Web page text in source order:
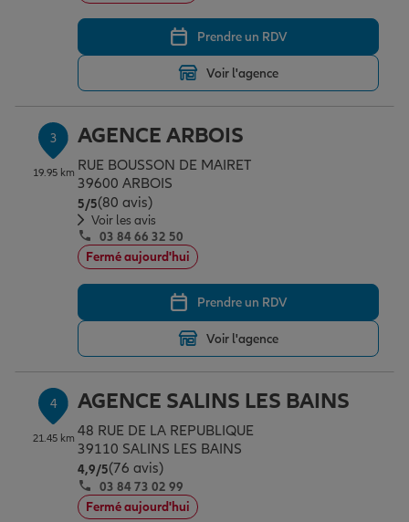
Garantie des accidents de la vie
Assurance scolaire
Protection juridique
Tous nos devis d'assurance
Prendre un RDV
Voir l'agence
3
19.95 km
AGENCE ARBOIS
RUE BOUSSON DE MAIRET
39600 ARBOIS
5/5Note de 5 sur 5
(80 avis)
Voir les avis
03 84 66 32 50
Fermé aujourd'hui
Prendre un RDV
Voir l'agence
4
21.45 km
AGENCE SALINS LES BAINS
48 RUE DE LA REPUBLIQUE
39110 SALINS LES BAINS
4,9/5Note de 4.9 sur 5
(76 avis)
03 84 73 02 99
Fermé aujourd'hui